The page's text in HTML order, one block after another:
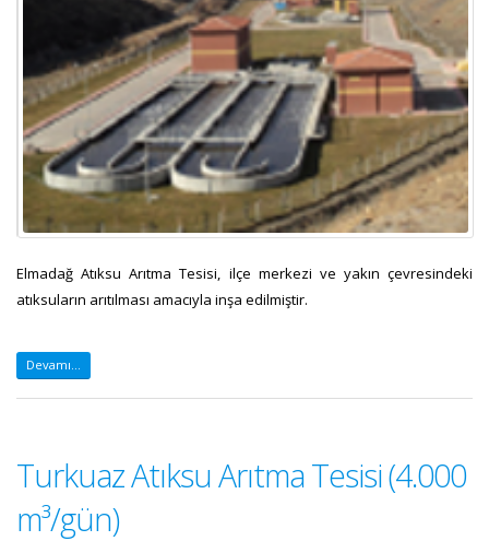
Elmadağ Atıksu Arıtma Tesisi, ilçe merkezi ve yakın çevresindeki
atıksuların arıtılması amacıyla inşa edilmiştir.
Devamı...
Turkuaz Atıksu Arıtma Tesisi (4.000
m³/gün)